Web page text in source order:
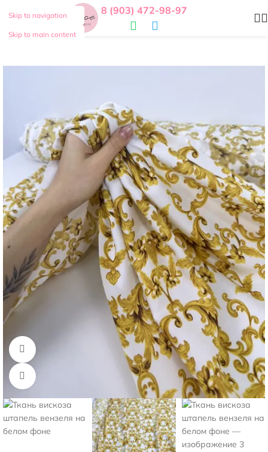
Skip to navigation
Skip to main content
8 (903) 472-98-97
Смотреть видео
Нажмите, чтобы увеличить